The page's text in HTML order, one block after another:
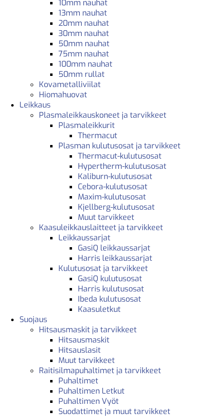
10mm nauhat
13mm nauhat
20mm nauhat
30mm nauhat
50mm nauhat
75mm nauhat
100mm nauhat
50mm rullat
Kovametalliviilat
Hiomahuovat
Leikkaus
Plasmaleikkauskoneet ja tarvikkeet
Plasmaleikkurit
Thermacut
Plasman kulutusosat ja tarvikkeet
Thermacut-kulutusosat
Hypertherm-kulutusosat
Kaliburn-kulutusosat
Cebora-kulutusosat
Maxim-kulutusosat
Kjellberg-kulutusosat
Muut tarvikkeet
Kaasuleikkauslaitteet ja tarvikkeet
Leikkaussarjat
GasiQ leikkaussarjat
Harris leikkaussarjat
Kulutusosat ja tarvikkeet
GasiQ kulutusosat
Harris kulutusosat
Ibeda kulutusosat
Kaasuletkut
Suojaus
Hitsausmaskit ja tarvikkeet
Hitsausmaskit
Hitsauslasit
Muut tarvikkeet
Raitisilmapuhaltimet ja tarvikkeet
Puhaltimet
Puhaltimen Letkut
Puhaltimen Vyöt
Suodattimet ja muut tarvikkeet